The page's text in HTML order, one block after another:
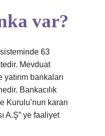
var?
sisteminde 63
Mevduat
bankaları
Bankacılık
Kurulu’nun kararı
A.Ş” ye faaliyet